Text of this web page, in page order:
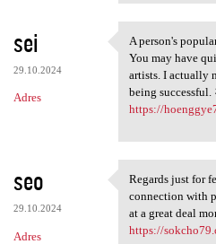
sei
29.10.2024
Adres
A person's
A person's
You may have
artists. I actually
being
https://
seo
29.10.2024
Adres
Regards just
Regards just for
connection with
at a great deal
https://